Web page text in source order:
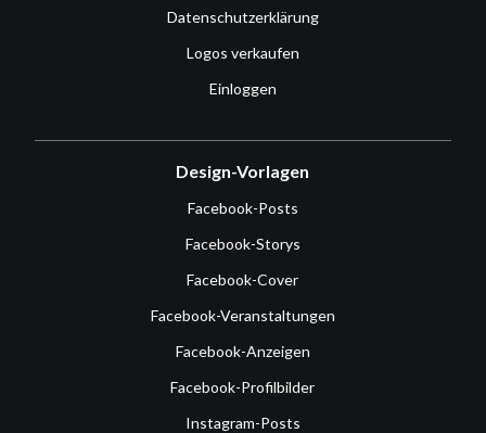
Datenschutzerklärung
Logos verkaufen
Einloggen
Design-Vorlagen
Facebook-Posts
Facebook-Storys
Facebook-Cover
Facebook-Veranstaltungen
Facebook-Anzeigen
Facebook-Profilbilder
Instagram-Posts